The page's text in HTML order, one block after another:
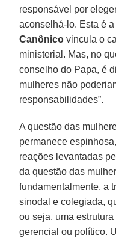
responsável por
aconselhá-lo. Esta é
Canônico vincula o
ministerial. Mas, no
conselho do Papa, é
mulheres não
responsabilidades”.
A questão das
permanece
reações levantadas
da questão das
fundamentalmente, a
sinodal e colegiada,
ou seja, uma
gerencial ou político.